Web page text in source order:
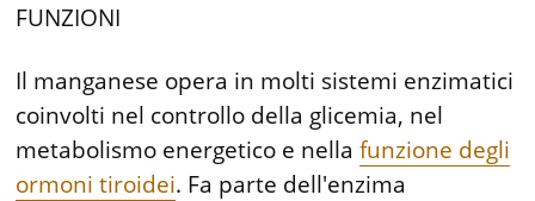
FUNZIONI
Il manganese opera in molti sistemi enzimatici
coinvolti nel controllo della glicemia, nel
metabolismo energetico e nellafunzione degli
ormoni tiroidei. Fa parte dell'enzima